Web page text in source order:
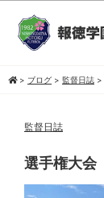
> ブログ > 監督日誌 >
監督日誌
選手権大会